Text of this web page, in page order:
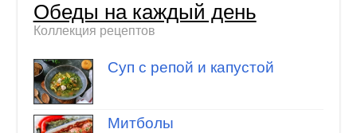
Обеды на каждый день
Коллекция рецептов
Суп с репой и капустой
Митболы